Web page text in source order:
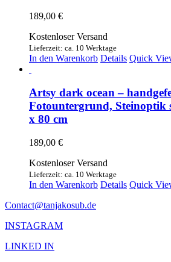
189,00 €
Kostenloser Versand
Lieferzeit: ca. 10 Werktage
In den Warenkorb Details Quick
Artsy dark ocean –
Fotountergrund, Steinoptik
x 80 cm
189,00 €
Kostenloser Versand
Lieferzeit: ca. 10 Werktage
In den Warenkorb Details Quick
Contact@tanjakosub.de
INSTAGRAM
LINKED IN